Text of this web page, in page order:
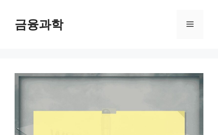
금융과학 메